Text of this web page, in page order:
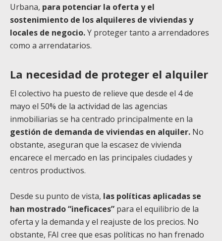
Urbana, para potenciar la oferta y el
sostenimiento de los alquileres de viviendas y
locales de negocio.Y proteger tanto a arrendadores
como a arrendatarios.
La necesidad de proteger el alquiler
El colectivo ha puesto de relieve que desde el 4 de
mayo el 50% de la actividad de las agencias
inmobiliarias se ha centrado principalmente en la
gestión de demanda de viviendas en alquiler. No
obstante, aseguran que la escasez de vivienda
encarece el mercado en las principales ciudades y
centros productivos.
Desde su punto de vista, las políticas aplicadas se
han mostrado “ineficaces” para el equilibrio de la
oferta y la demanda y el reajuste de los precios. No
obstante, FAI cree que esas políticas no han frenado